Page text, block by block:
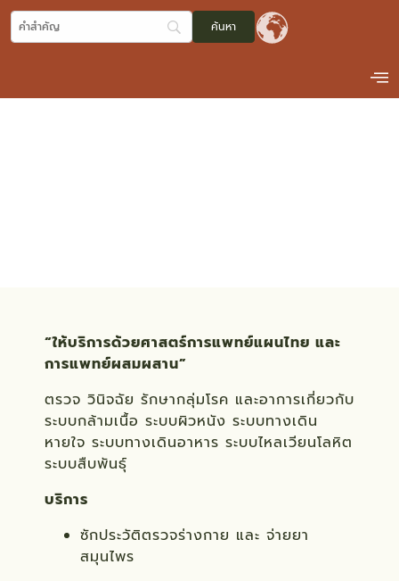
“ให้บริการด้วยศาสตร์การแพทย์แผนไทย และ
การแพทย์ผสมผสาน”
ตรวจ วินิจฉัย รักษากลุ่มโรค และอาการเกี่ยวกับ
ระบบกล้ามเนื้อ ระบบผิวหนัง ระบบทางเดิน
หายใจ ระบบทางเดินอาหาร ระบบไหลเวียนโลหิต
ระบบสืบพันธุ์
บริการ
ซักประวัติตรวจร่างกาย และ จ่ายยา
สมุนไพร